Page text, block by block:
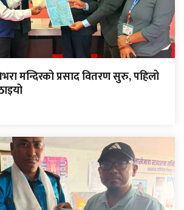
मन्दिरको प्रसाद वितरण सुरु, पहिलो